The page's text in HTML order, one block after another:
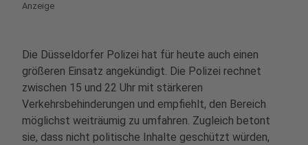
Anzeige
Die Düsseldorfer Polizei hat für heute auch einen
größeren Einsatz angekündigt. Die Polizei rechnet
zwischen 15 und 22 Uhr mit stärkeren
Verkehrsbehinderungen und empfiehlt, den Bereich
möglichst weiträumig zu umfahren. Zugleich betont
sie, dass nicht politische Inhalte geschützt würden,